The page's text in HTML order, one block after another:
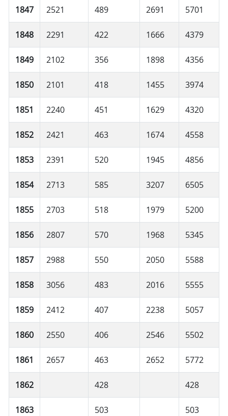
1847 2521 489 2691 5701
1848 2291 422 1666 4379
1849 2102 356 1898 4356
1850 2101 418 1455 3974
1851 2240 451 1629 4320
1852 2421 463 1674 4558
1853 2391 520 1945 4856
1854 2713 585 3207 6505
1855 2703 518 1979 5200
1856 2807 570 1968 5345
1857 2988 550 2050 5588
1858 3056 483 2016 5555
1859 2412 407 2238 5057
1860 2550 406 2546 5502
1861 2657 463 2652 5772
1862 428 428
1863 503 503